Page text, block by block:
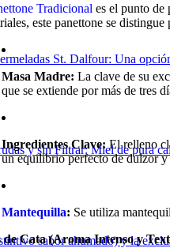
St. Dalfour: Una
y sin Filtrar: Miel de pura
sabor ahumado) y la
Tradicional es el punto de
este panettone se
Masa Madre: La clave de su
que se extiende por más de tres
Ingredientes Clave: El relleno
un equilibrio perfecto de dulzor y
Mantequilla: Se utiliza
de Cata (Aroma Intenso y